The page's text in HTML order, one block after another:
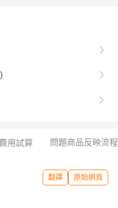
費用試算 問題商品反映流程
翻譯 原始網頁